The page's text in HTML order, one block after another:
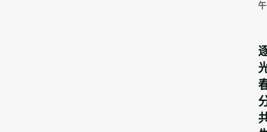
午